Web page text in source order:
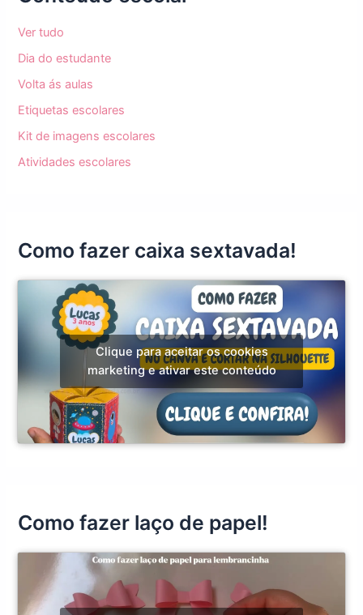
Ver tudo
Dia do estudante
Volta ás aulas
Etiquetas escolares
Kit de imagens escolares
Atividades escolares
Como fazer caixa sextavada!
Clique para aceitar os cookies
marketing e ativar este conteúdo
Como fazer laço de papel!